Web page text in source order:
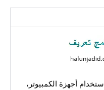
أجهزة الكمبيوتر،